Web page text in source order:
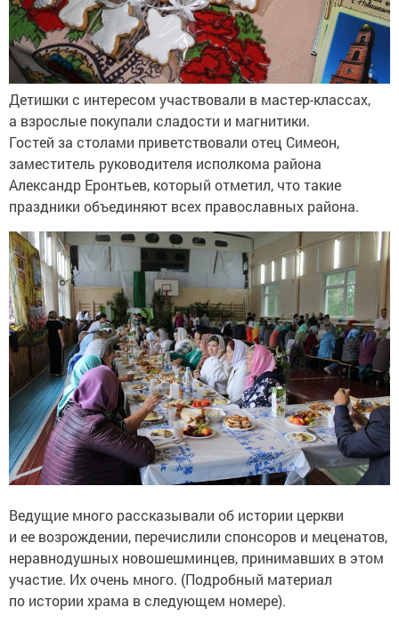
Детишки с интересом участвовали в мастер-классах,
а взрослые покупали сладости и магнитики.
Гостей за столами приветствовали отец Симеон,
заместитель руководителя исполкома района
Александр Еронтьев, который отметил, что такие
праздники объединяют всех православных района.
Ведущие много рассказывали об истории церкви
и ее возрождении, перечислили спонсоров и меценатов,
неравнодушных новошешминцев, принимавших в этом
участие. Их очень много. (Подробный материал
по истории храма в следующем номере).